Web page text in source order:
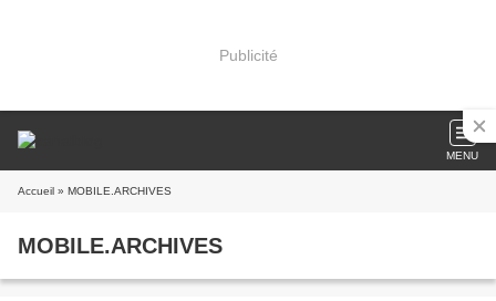
Publicité
MENU
Accueil » MOBILE.ARCHIVES
MOBILE.ARCHIVES